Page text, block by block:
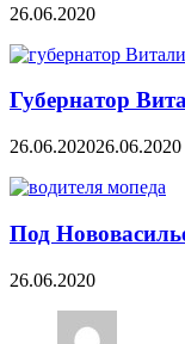
26.06.2020
Губернатор
26.06.202026.06.2020
Под
26.06.2020